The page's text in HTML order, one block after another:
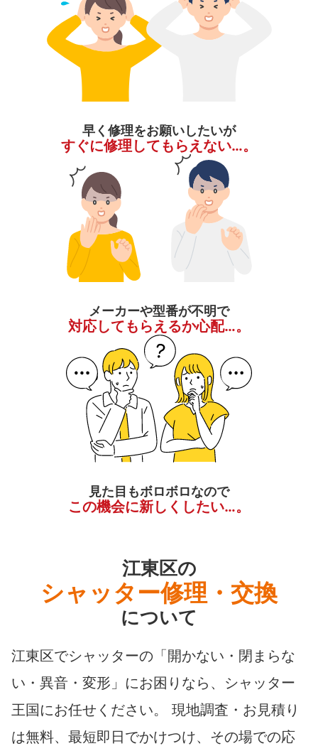
早く修理をお願いしたいが
すぐに修理してもらえない…。
メーカーや型番が不明で
対応してもらえるか心配…。
見た目もボロボロなので
この機会に新しくしたい…。
江東区の
シャッター修理・交換
について
江東区でシャッターの「開かない・閉まらな
い・異音・変形」にお困りなら、シャッター
王国にお任せください。 現地調査・お見積り
は無料、最短即日でかけつけ、その場での応